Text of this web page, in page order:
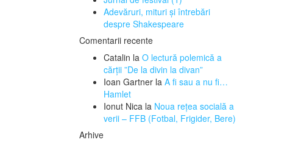
Adevăruri, mituri și întrebări
despre Shakespeare
Comentarii recente
Catalin la O lectură polemică a
cărții ”De la divin la divan”
Ioan Gartnerla A fi sau a nu fi…
Hamlet
Ionut Nicala Noua rețea socială a
verii – FFB (Fotbal, Frigider, Bere)
Arhive